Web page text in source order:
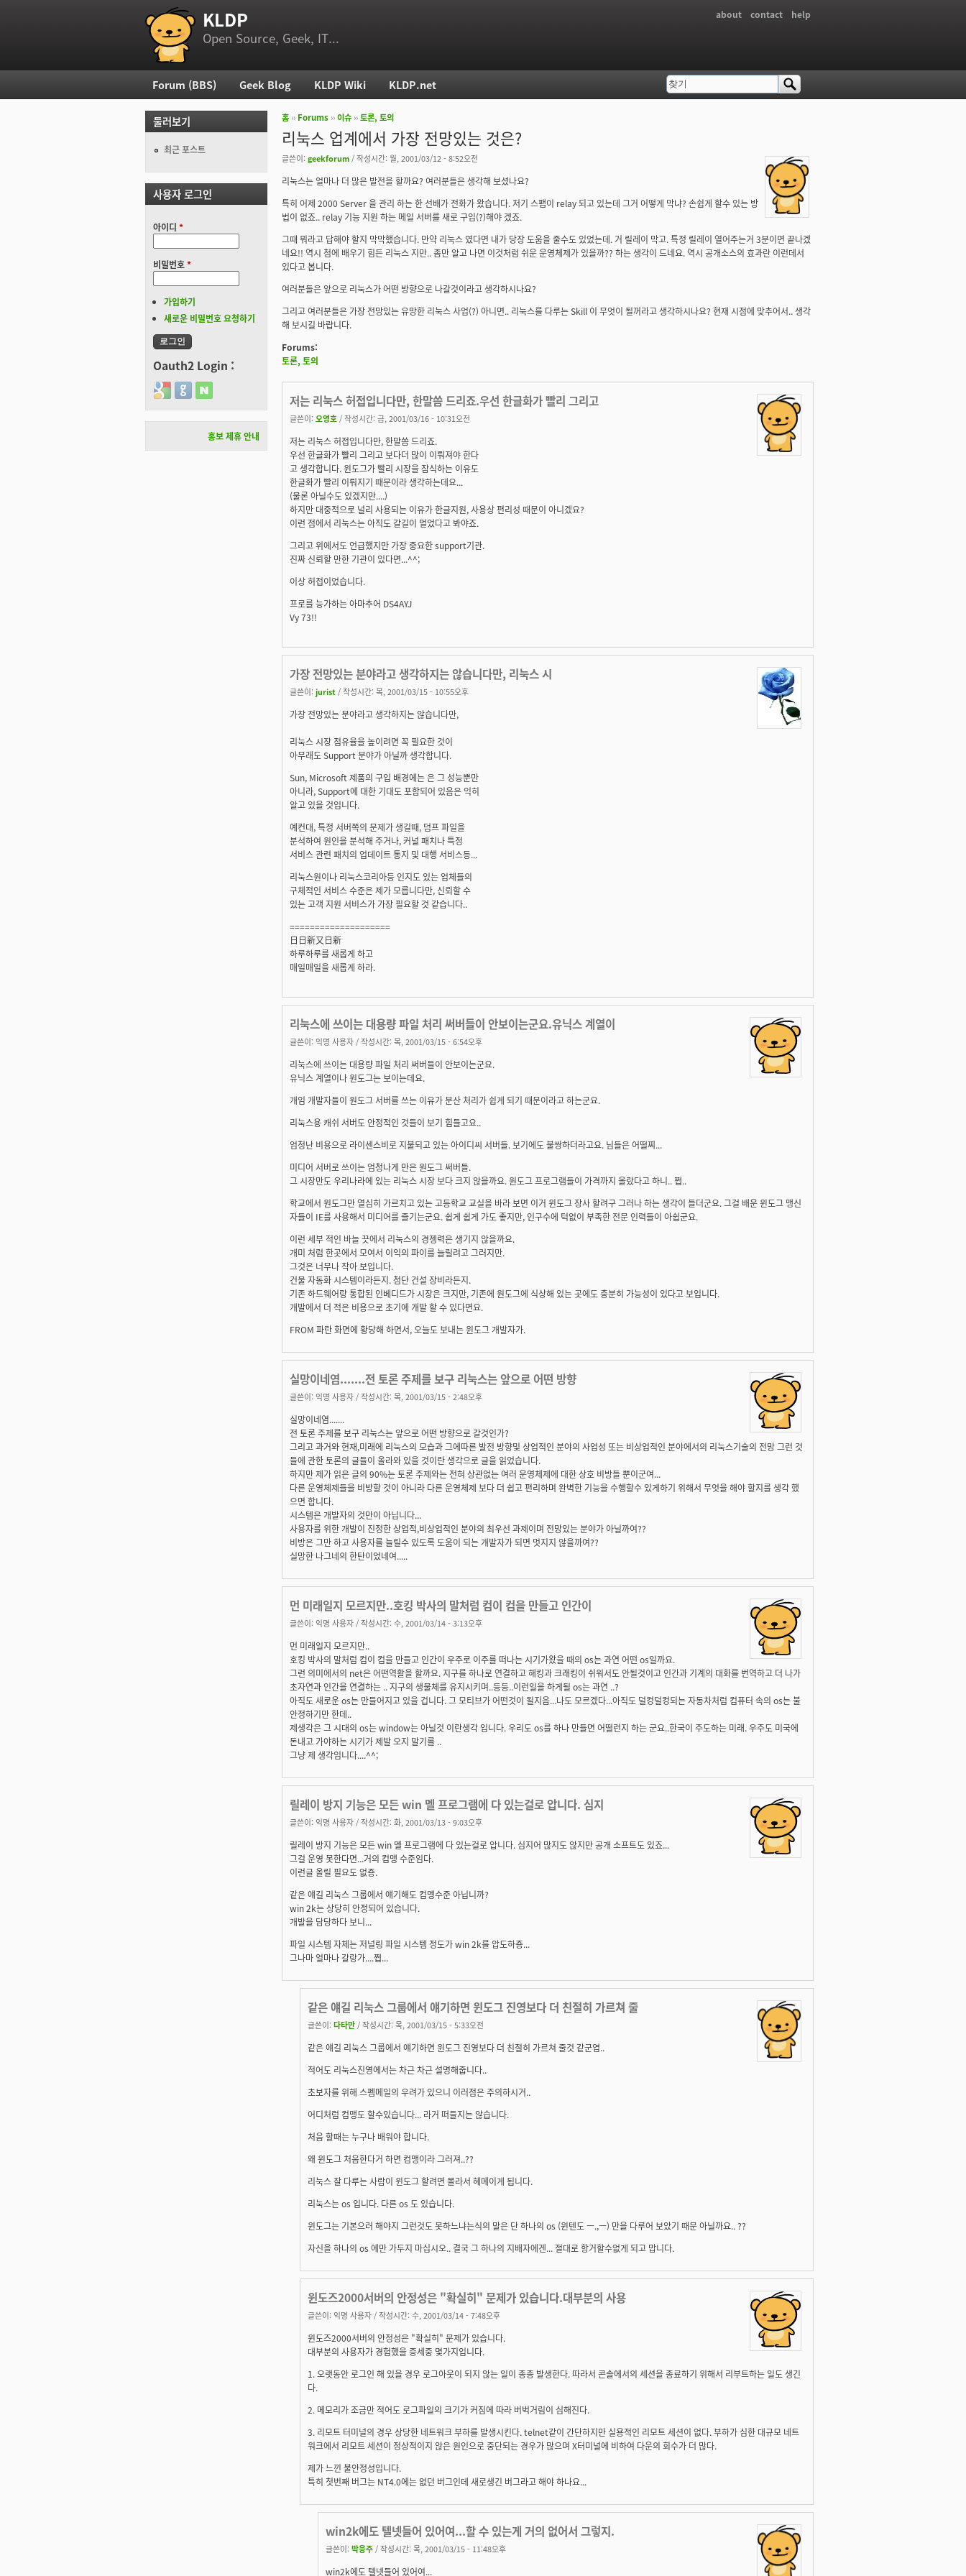
부 메뉴
about contact help
KLDP
Open Source, Geek, IT...
현재 위치
홈 ›› Forums ››이슈 ››토론, 토의
리눅스 업계에서 가장 전망있는 것은?
글쓴이: geekforum / 작성시간: 월, 2001/03/12 - 8:52오전
리눅스는 얼마나 더 많은 발전을 할까요? 여러분들은 생각해 보셨나요?
특히 어제 2000 Server 을 관리 하는 한 선배가 전화가 왔습니다. 저기 스팸이 relay 되고 있는데 그거 어떻게 막냐? 손쉽게 할수 있는 방
법이 없죠.. relay 기능 지원 하는 메일 서버를 새로 구입(?)해야 겠죠.
그때 뭐라고 답해야 할지 막막했습니다. 만약 리눅스 였다면 내가 당장 도움을 줄수도 있었는데. 거 릴레이 막고. 특정 릴레이 열어주는거 3분이면 끝나겠
네요!! 역시 첨에 배우기 힘든 리눅스 지만.. 좀만 알고 나면 이것처럼 쉬운 운영체제가 있을까?? 하는 생각이 드네요. 역시 공개소스의 효과란 이런데서
있다고 봅니다.
여러분들은 앞으로 리눅스가 어떤 방향으로 나갈것이라고 생각하시나요?
그리고 여러분들은 가장 전망있는 유망한 리눅스 사업(?) 아니면.. 리눅스를 다루는 Skill 이 무엇이 될꺼라고 생각하시나요? 현재 시점에 맞추어서.. 생각
해 보시길 바랍니다.
Forums:
토론, 토의
저는 리눅스 허접입니다만, 한말씀 드리죠.우선 한글화가 빨리 그리고
글쓴이: 오영호 / 작성시간: 금, 2001/03/16 - 10:31오전
저는 리눅스 허접입니다만, 한말씀 드리죠.
우선 한글화가 빨리 그리고 보다더 많이 이뤄져야 한다
고 생각합니다. 윈도그가 빨리 시장을 잠식하는 이유도
한글화가 빨리 이뤄지기 때문이라 생각하는데요...
(물론 아닐수도 있겠지만....)
하지만 대중적으로 널리 사용되는 이유가 한글지원, 사용상 편리성 때문이 아니겠요?
이런 점에서 리눅스는 아직도 갈길이 멀었다고 봐야죠.
그리고 위에서도 언급했지만 가장 중요한 support기관.
진짜 신뢰할 만한 기관이 있다면...^^;
이상 허접이었습니다.
프로를 능가하는 아마추어 DS4AYJ
Vy 73!!
가장 전망있는 분야라고 생각하지는 않습니다만, 리눅스 시
글쓴이: jurist / 작성시간: 목, 2001/03/15 - 10:55오후
가장 전망있는 분야라고 생각하지는 않습니다만,
리눅스 시장 점유율을 높이려면 꼭 필요한 것이
아무래도 Support 분야가 아닐까 생각합니다.
Sun, Microsoft 제품의 구입 배경에는 은 그 성능뿐만
아니라, Support에 대한 기대도 포함되어 있음은 익히
알고 있을 것입니다.
예컨대, 특정 서버쪽의 문제가 생길때, 덤프 파일을
분석하여 원인을 분석해 주거나, 커널 패치나 특정
서비스 관련 패치의 업데이트 통지 및 대행 서비스등...
리눅스원이나 리눅스코리아등 인지도 있는 업체들의
구체적인 서비스 수준은 제가 모릅니다만, 신뢰할 수
있는 고객 지원 서비스가 가장 필요할 것 같습니다..
====================
日日新又日新
하루하루를 새롭게 하고
매일매일을 새롭게 하라.
리눅스에 쓰이는 대용량 파일 처리 써버들이 안보이는군요.유닉스 계열이
글쓴이: 익명 사용자 / 작성시간: 목, 2001/03/15 - 6:54오후
리눅스에 쓰이는 대용량 파일 처리 써버들이 안보이는군요.
유닉스 계열이나 원도그는 보이는데요.
개임 개발자들이 원도그 서버를 쓰는 이유가 분산 처리가 쉽게 되기 때문이라고 하는군요.
리눅스용 캐쉬 서버도 안정적인 것들이 보기 힘들고요..
엄청난 비용으로 라이센스비로 지불되고 있는 아이디씨 서버들. 보기에도 불쌍하더라고요. 님들은 어떨찌...
미디어 서버로 쓰이는 엄청나게 만은 원도그 써버들.
그 시장만도 우리나라에 있는 리눅스 시장 보다 크지 않을까요. 원도그 프로그램들이 가격까지 올랐다고 하니.. 쩝..
학교에서 원도그만 열심히 가르치고 있는 고등학교 교실을 바라 보면 이거 윈도그 장사 할려구 그러나 하는 생각이 들더군요. 그걸 배운 윈도그 맹신
자들이 IE를 사용해서 미디어를 즐기는군요. 쉽게 쉽게 가도 좋지만, 인구수에 턱없이 부족한 전문 인력들이 아쉽군요.
이런 세부 적인 바늘 끗에서 리눅스의 경젱력은 생기지 않을까요.
개미 처럼 한곳에서 모여서 이익의 파이를 늘릴려고 그러지만.
그것은 너무나 작아 보입니다.
건물 자동화 시스템이라든지. 첨단 건설 장비라든지.
기존 하드웨어랑 통합된 인베디드가 시장은 크지만, 기존에 원도그에 식상해 있는 곳에도 충분히 가능성이 있다고 보입니다.
개발에서 더 적은 비용으로 초기에 개발 할 수 있다면요.
FROM 파란 화면에 황당해 하면서, 오늘도 보내는 윈도그 개발자가.
실망이네염.......전 토론 주제를 보구 리눅스는 앞으로 어떤 방향
글쓴이: 익명 사용자 / 작성시간: 목, 2001/03/15 - 2:48오후
실망이네염.......
전 토론 주제를 보구 리눅스는 앞으로 어떤 방향으로 갈것인가?
그리고 과거와 현재,미래에 리눅스의 모습과 그에따른 발전 방향및 상업적인 분야의 사업성 또는 비상업적인 분야에서의 리눅스기술의 전망 그런 것
들에 관한 토론의 글들이 올라와 있을 것이란 생각으로 글을 읽었습니다.
하지만 제가 읽은 글의 90%는 토론 주제와는 전혀 상관없는 여러 운영체제에 대한 상호 비방들 뿐이군여...
다른 운영체제들을 비방할 것이 아니라 다른 운영체제 보다 더 쉽고 편리하며 완벽한 기능을 수행할수 있게하기 위해서 무엇을 해야 할지를 생각 했
으면 합니다.
시스템은 개발자의 것만이 아닙니다...
사용자를 위한 개발이 진정한 상업적,비상업적인 분야의 최우선 과제이며 전망있는 분야가 아닐까여??
비방은 그만 하고 사용자를 늘릴수 있도록 도움이 되는 개발자가 되면 멋지지 않을까여??
실망한 나그네의 한탄이었네여.....
먼 미래일지 모르지만..호킹 박사의 말처럼 컴이 컴을 만들고 인간이
글쓴이: 익명 사용자 / 작성시간: 수, 2001/03/14 - 3:13오후
먼 미래일지 모르지만..
호킹 박사의 말처럼 컴이 컴을 만들고 인간이 우주로 이주를 떠나는 시기가왔을 때의 os는 과연 어떤 os일까요.
그런 의미에서의 net은 어떤역활을 할까요. 지구를 하나로 연결하고 해킹과 크래킹이 쉬워서도 안될것이고 인간과 기계의 대화를 번역하고 더 나가
초자연과 인간을 연결하는 .. 지구의 생물체를 유지시키며..등등..이런일을 하게될 os는 과연 ..?
아직도 새로운 os는 만들어지고 있을 겁니다. 그 모티브가 어떤것이 될지음...나도 모르겠다...아직도 덜컹덜컹되는 자동차처럼 컴퓨터 속의 os는 불
안정하기만 한데..
제생각은 그 시대의 os는 window는 아닐것 이란생각 입니다. 우리도 os를 하나 만들면 어떨런지 하는 군요..한국이 주도하는 미래. 우주도 미국에
돈내고 가야하는 시기가 제발 오지 말기를 ..
그냥 제 생각임니다....^^;
릴레이 방지 기능은 모든 win 멜 프로그램에 다 있는걸로 압니다. 심지
글쓴이: 익명 사용자 / 작성시간: 화, 2001/03/13 - 9:03오후
릴레이 방지 기능은 모든 win 멜 프로그램에 다 있는걸로 압니다. 심지어 많지도 않지만 공개 소프트도 있죠...
그걸 운영 못한다면...거의 컴맹 수준임다.
이런글 올릴 필요도 없죵.
같은 얘길 리눅스 그룹에서 얘기해도 컴멩수준 아닙니까?
win 2k는 상당히 안정되어 있습니다.
개발을 담당하다 보니...
파일 시스템 자체는 저널링 파일 시스템 정도가 win 2k를 압도하죵...
그나마 얼마나 갈랑가....쩝...
같은 얘길 리눅스 그룹에서 얘기하면 윈도그 진영보다 더 친절히 가르쳐 줄
글쓴이: 다타만 / 작성시간: 목, 2001/03/15 - 5:33오전
같은 얘길 리눅스 그룹에서 얘기하면 윈도그 진영보다 더 친절히 가르쳐 줄것 같군엽..
적어도 리눅스진영에서는 차근 차근 설명해줍니다..
초보자를 위해 스펨메일의 우려가 있으니 이러점은 주의하시거..
어디처럼 컴맹도 할수있습니다... 라거 떠들지는 않습니다.
처음 할때는 누구나 배워야 합니다.
왜 윈도그 처음한다거 하면 컴맹이라 그러져..??
리눅스 잘 다루는 사람이 윈도그 할려면 몰라서 헤메이게 됩니다.
리눅스는 os 입니다. 다른 os 도 있습니다.
윈도그는 기본으러 해야지 그런것도 못하느냐는식의 말은 단 하나의 os (윈텐도 ㅡ.,ㅡ) 만을 다루어 보았기 때문 아닐까요.. ??
자신을 하나의 os 에만 가두지 마십시오.. 결국 그 하나의 지배자에겐... 절대로 항거할수없게 되고 맙니다.
윈도즈2000서버의 안정성은 "확실히" 문제가 있습니다.대부분의 사용
글쓴이: 익명 사용자 / 작성시간: 수, 2001/03/14 - 7:48오후
윈도즈2000서버의 안정성은 "확실히" 문제가 있습니다.
대부분의 사용자가 경험했을 증세중 몇가지입니다.
1. 오랫동안 로그인 해 있을 경우 로그아웃이 되지 않는 일이 종종 발생한다. 따라서 콘솔에서의 세션을 종료하기 위해서 리부트하는 일도 생긴
다.
2. 메모리가 조금만 적어도 로그파일의 크기가 커짐에 따라 버벅거림이 심해진다.
3. 리모트 터미널의 경우 상당한 네트워크 부하를 발생시킨다. telnet같이 간단하지만 실용적인 리모트 세션이 없다. 부하가 심한 대규모 네트
워크에서 리모트 세션이 정상적이지 않은 원인으로 중단되는 경우가 많으며 X터미널에 비하여 다운의 회수가 더 많다.
제가 느낀 불안정성입니다.
특히 첫번째 버그는 NT4.0에는 없던 버그인데 새로생긴 버그라고 해야 하나요...
win2k에도 텔넷들어 있어여...할 수 있는게 거의 없어서 그렇지.
글쓴이: 박응주 / 작성시간: 목, 2001/03/15 - 11:48오후
win2k에도 텔넷들어 있어여...
주 메뉴
Forum (BBS) Geek Blog KLDP Wiki KLDP.net 검색 폼
찾기
둘러보기
최근 포스트
사용자 로그인
아이디 *
비밀번호*
가입하기
새로운 비밀번호 요청하기
Oauth2 Login :
Login with Google
Login with GitHub
Login with Naver
홍보 제휴 안내